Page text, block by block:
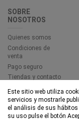
SOBRE
NOSOTROS
Quienes somos
Condiciones de
venta
Pago seguro
Tiendas y contacto
Este sitio web utiliza
servicios y mostrarle
el análisis de sus
su uso pulse el botón